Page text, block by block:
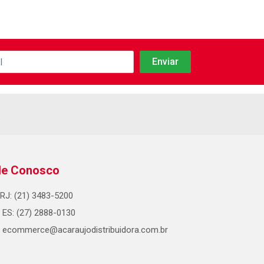
Conosco
RJ: (21) 3483-5200
ES: (27) 2888-0130
ecommerce@acaraujodistribuidora.com.br